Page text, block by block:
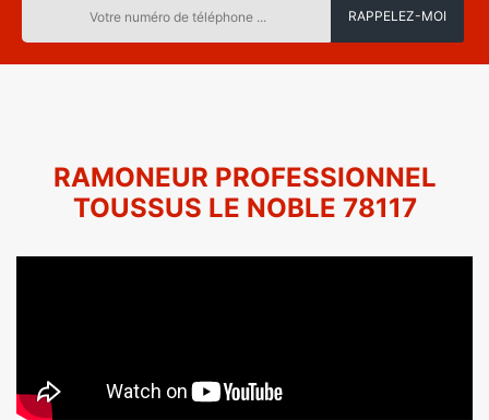
RAMONEUR PROFESSIONNEL
TOUSSUS LE NOBLE 78117